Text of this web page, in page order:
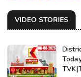
VIDEO STORIES